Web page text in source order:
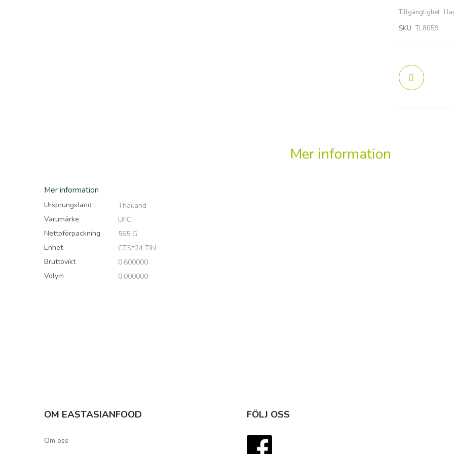
Tillgänglighet I
SKU TL8059
Mer information
Mer information
Ursprungsland
Thailand
Varumärke
UFC
Nettoförpackning
565 G
Enhet
CTS*24 TIN
Bruttovikt
0.600000
Volym
0.000000
OM EASTASIANFOOD
Om oss
FÖLJ OSS